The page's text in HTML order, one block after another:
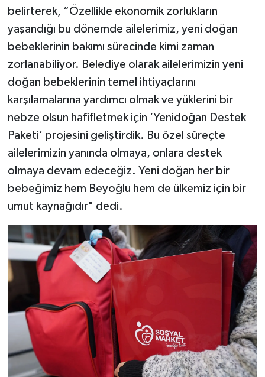
belirterek, “Özellikle ekonomik zorlukların
yaşandığı bu dönemde ailelerimiz, yeni doğan
bebeklerinin bakımı sürecinde kimi zaman
zorlanabiliyor. Belediye olarak ailelerimizin yeni
doğan bebeklerinin temel ihtiyaçlarını
karşılamalarına yardımcı olmak ve yüklerini bir
nebze olsun hafifletmek için ‘Yenidoğan Destek
Paketi’ projesini geliştirdik. Bu özel süreçte
ailelerimizin yanında olmaya, onlara destek
olmaya devam edeceğiz. Yeni doğan her bir
bebeğimiz hem Beyoğlu hem de ülkemiz için bir
umut kaynağıdır" dedi.